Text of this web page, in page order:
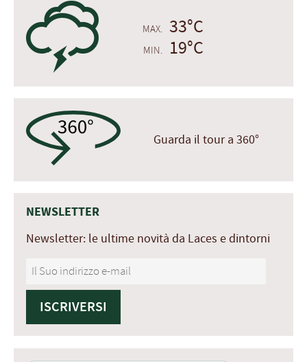
0 MAX. 33°C
MIN. 19°C
Guarda il tour a 360°
NEWSLETTER
Newsletter: le ultime novità da Laces e dintorni